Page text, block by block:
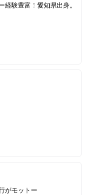
験豊富！愛知県出身。
がモットー